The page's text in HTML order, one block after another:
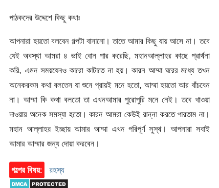
পাঠকদের উদ্দেশে কিছু কথাঃ
আপনারা হয়তো বলবেন গল্পটা বানানো। তাতে আমার কিছু যায় আসে না। তবে
যেই অবস্থা আমরা ৪ ভাই বোন পার করেছি, মহানআল্লাহর কাছে প্রার্থনা
করি, এমন সময়যেনও কারো কাটাতে না হয়। কারন আম্মা ঘরের মধ্যে তখন
অনেকরকম কথা বলতেন যা শুনে প্রায়ই মনে হতো, আম্মা হয়তো আর বাঁচবেন
না। আম্মা কি কথা বলতো তা এখনআমার পুরোপুরি মনে নেই। তবে খাওয়া
দাওয়ায় অনেক সমস্যা হতো। কারন আমরা কেউই রান্না করতে পারতাম না।
মহান আল্লাহর ইচ্ছায় আমার আম্মা এখন পরিপূর্ণ সুস্থ। আপনারা সবাই
আমার আম্মার জন্য দোয়া করবেন।
গল্পের বিষয়: রহস্য